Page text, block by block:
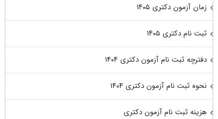
زمان آزمون دکتری ۱۴۰۵
ثبت نام دکتری ۱۴۰۵
دفترچه ثبت نام آزمون دکتری ۱۴۰۴
نحوه ثبت نام آزمون دکتری ۱۴۰۴
هزینه ثبت نام آزمون دکتری